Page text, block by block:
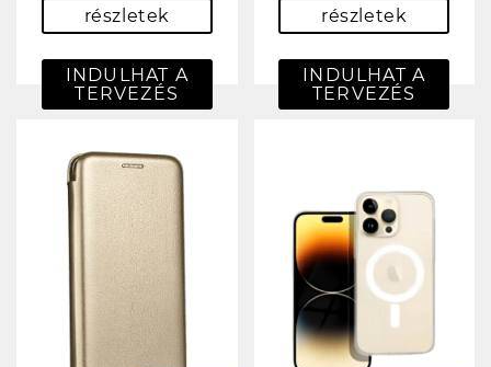
részletek
INDULHAT A
TERVEZÉS
részletek
INDULHAT A
TERVEZÉS